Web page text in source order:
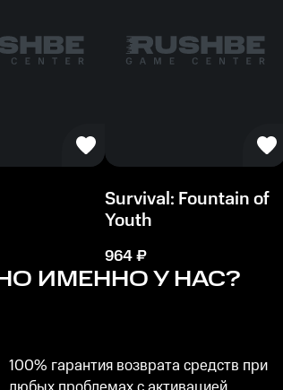
Survival: Fountain of
Youth
964₽
ИМЕННО У НАС?
100% гарантия возврата средств при